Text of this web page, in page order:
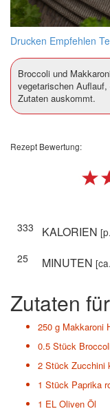
Drucken Empfehlen
Broccoli und
vegetarischen
Zutaten auskommt.
Rezept Bewertung:
333 KALORIEN
25
MINUTEN
Zutaten
250 g Makkaroni
0.5 Stück
2 Stück Zucchini
1 Stück Paprika
1 EL Oliven Öl